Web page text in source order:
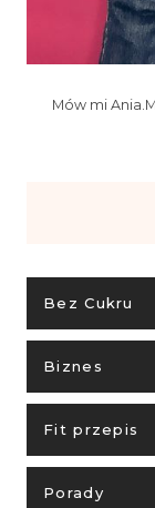
Mów mi
Bez Cukru
Biznes
Fit przepis
Porady